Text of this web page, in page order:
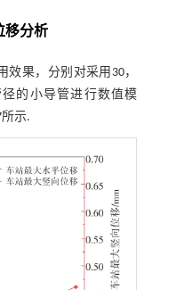
移分析
果，分别对采用30，
径的小导管进行数值模
所示.